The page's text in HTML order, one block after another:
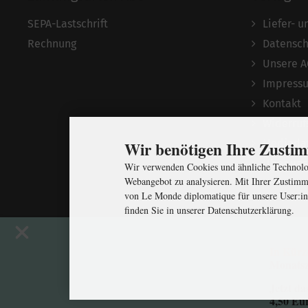
4,50
SEPA-Lastschrift
Rechnung
Liefer-
Unsere
Kontakt
Über uns
Wir benötigen Ihre
Wir verwenden Cookies und ähnliche
Webangebot zu analysieren. Mit Ihrer
von Le Monde diplomatique für unsere
finden Sie in unserer Datenschutzerklärung.